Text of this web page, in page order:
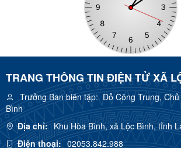
TRANG THÔNG TIN ĐIỆN TỬ XÃ
Trưởng Ban biên tập:Đỗ Công Trung, Chủ
Bình
Địa chỉ: Khu Hòa Bình, xã Lộc Bình, tỉnh
Điện thoại: 02053.842.988